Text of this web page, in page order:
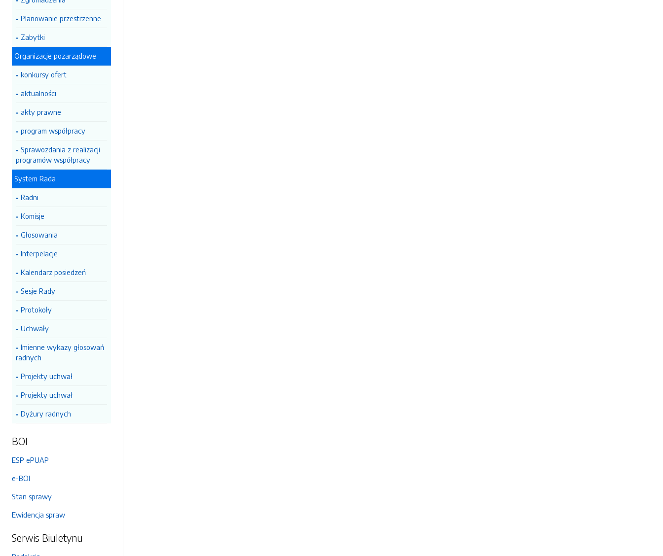
Planowanie przestrzenne
Zabytki
Organizacje pozarządowe
konkursy ofert
aktualności
akty prawne
program współpracy
Sprawozdania z realizacji
programów współpracy
System Rada
Radni
Komisje
Głosowania
Interpelacje
Kalendarz posiedzeń
Sesje Rady
Protokoły
Uchwały
Imienne wykazy głosowań
radnych
Projekty uchwał
Projekty uchwał
Dyżury radnych
BOI
ESP ePUAP
e-BOI
Stan sprawy
Ewidencja spraw
Serwis Biuletynu